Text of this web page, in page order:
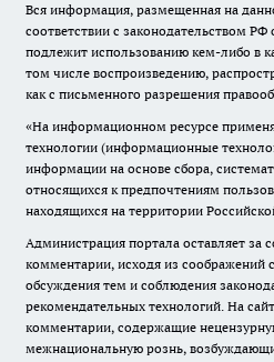
Вся информация, размещенная на
соответствии с законодательством РФ
подлежит использованию кем-либо в
том числе воспроизведению,
как с письменного разрешения
«На информационном ресурсе
технологии (информационные
информации на основе сбора,
относящихся к предпочтениям
находящихся на территории
Администрация портала оставляет за
комментарии, исходя из соображений
обсуждения тем и соблюдения
рекомендательных технологий. На
комментарии, содержащие
межнациональную рознь,